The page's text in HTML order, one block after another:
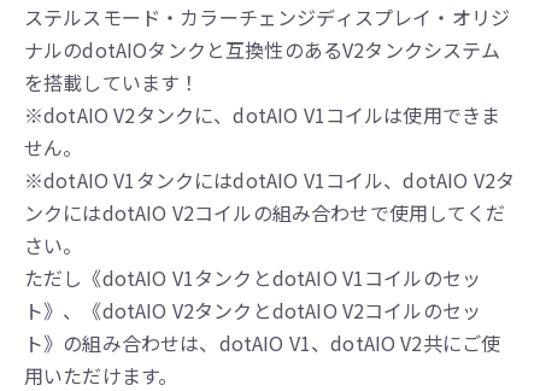
ステルスモード・カラーチェンジディスプレイ・オリジ
ナルのdotAIOタンクと互換性のあるV2タンクシステム
を搭載しています！
※dotAIO V2タンクに、dotAIO V1コイルは使用できま
せん。
※dotAIO V1タンクにはdotAIO V1コイル、dotAIO V2タ
ンクにはdotAIO V2コイルの組み合わせで使用してくだ
さい。
ただし《dotAIO V1タンクとdotAIO V1コイルのセッ
ト》、《dotAIO V2タンクとdotAIO V2コイルのセッ
ト》の組み合わせは、dotAIO V1、dotAIO V2共にご使
用いただけます。